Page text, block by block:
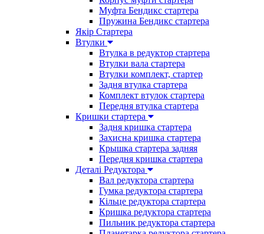
Муфта Бендикс стартера
Пружина Бендикс стартера
Якір Стартера
Втулки
Втулка в редуктор стартера
Втулки вала стартера
Втулки комплект, стартер
Задня втулка стартера
Комплект втулок стартера
Передня втулка стартера
Кришки стартера
Задня кришка стартера
Захисна кришка стартера
Крышка стартера задняя
Передня кришка стартера
Деталі Редуктора
Вал редуктора стартера
Гумка редуктора стартера
Кільце редуктора стартера
Кришка редуктора стартера
Пильник редуктора стартера